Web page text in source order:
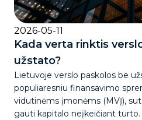
2026-05-11
Kada verta rinktis
užstato?
Lietuvoje verslo paskolos be
populiaresniu finansavimo
vidutinėms įmonėms (MVĮ),
gauti kapitalo neįkeičiant turto.